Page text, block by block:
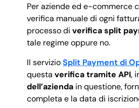
Per aziende ed e-commerce
verifica manuale di ogni
processo di verifica split
tale regime oppure no.
Il servizioSplit Payment di
questa verifica tramite API,
dell’azienda in questione,
completa e la data di